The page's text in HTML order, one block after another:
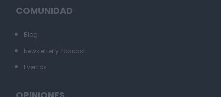
COMUNIDAD
Blog
Newsletter y Podcast
Eventos